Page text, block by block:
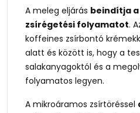
A meleg eljárás beindítja
zsírégetési folyamatot.
koffeines zsírbontó
alatt és között is, hogy a
salakanyagoktól és a
folyamatos legyen.
A mikroáramos zsírtöréssel